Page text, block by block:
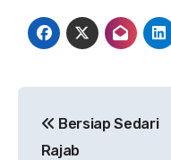
pos
Bersiap Sedari
Rajab